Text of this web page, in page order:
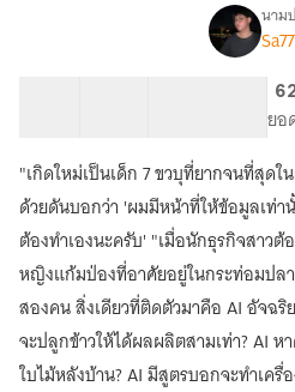
เรื่อง
ใ
ทั้ง
ขอ
เป็น
เศ
บ้า
นอ
:
The
นาม
ยอ
"เกิดใหม่เป็นเด็ก 7 ขวบุที่ยากจนที่สุด
ด้วยดันบอกว่า 'ผมมีหน้าที่ให้ข้อมูลเท่
ต้องทำเองนะครับ' "เมื่อนักธุรกิจสาวต้
หญิงแก้มป่องที่อาศัยอยู่ในกระท่อมปล
สองคน สิ่งเดียวที่ติดตัวมาคือ AI อัจฉริ
จะปลูกข้าวให้ได้ผลผลิตสามเท่า? AI
ใบไม้หลังบ้าน? AI มีสูตรบอกจะทำเครื่